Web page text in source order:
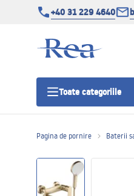
+40 31 229 4640
Toate categoriile
Usi pentru cabine
Pagina de pornire Baterii